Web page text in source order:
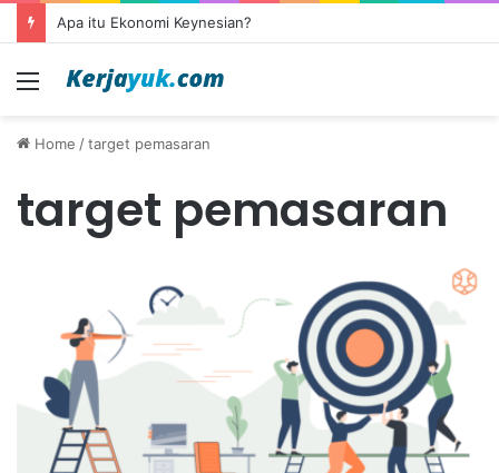
Apa itu Ekonomi Keynesian?
Menu
Home /target pemasaran
target pemasaran